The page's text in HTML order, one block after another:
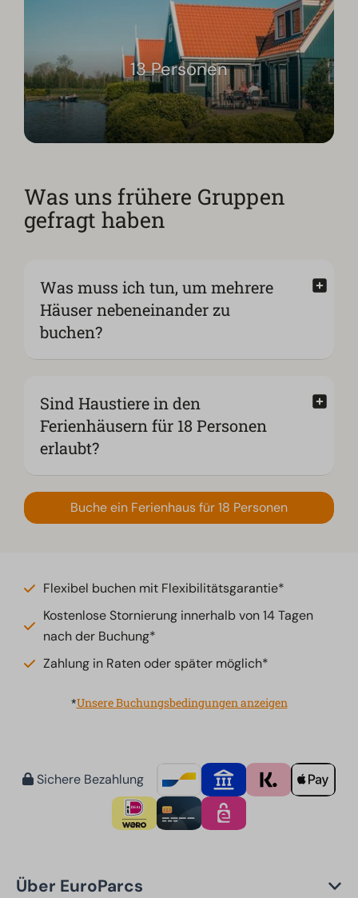
13 Personen
Was uns frühere Gruppen
gefragt haben
Was muss ich tun, um mehrere
Häuser nebeneinander zu
buchen?
Sind Haustiere in den
Ferienhäusern für 18 Personen
erlaubt?
Buche ein Ferienhaus für 18 Personen
Flexibel buchen mit Flexibilitätsgarantie*
Kostenlose Stornierung innerhalb von 14 Tagen
nach der Buchung*
Zahlung in Raten oder später möglich*
*Unsere Buchungsbedingungen anzeigen
Sichere Bezahlung
Über EuroParcs